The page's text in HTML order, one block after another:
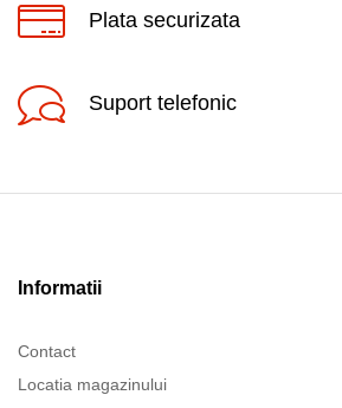
Plata securizata
Suport telefonic
Informatii
Contact
Locatia magazinului